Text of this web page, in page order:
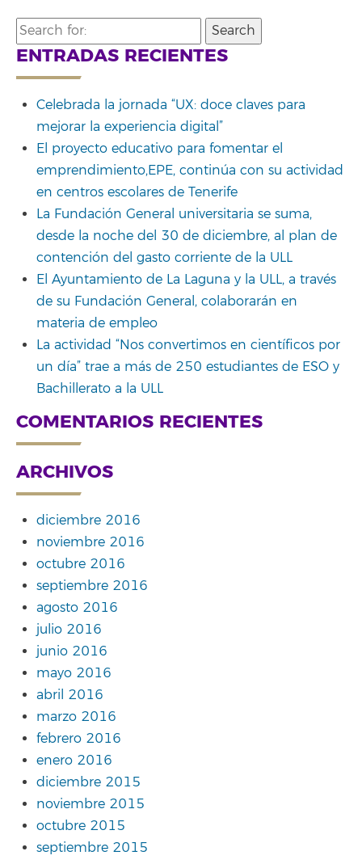
Search
for:
ENTRADAS RECIENTES
Celebrada la jornada “UX: doce claves para
mejorar la experiencia digital”
El proyecto educativo para fomentar el
emprendimiento,EPE, continúa con su actividad
en centros escolares de Tenerife
La Fundación General universitaria se suma,
desde la noche del 30 de diciembre, al plan de
contención del gasto corriente de la ULL
El Ayuntamiento de La Laguna y la ULL, a través
de su Fundación General, colaborarán en
materia de empleo
La actividad “Nos convertimos en científicos por
un día” trae a más de 250 estudiantes de ESO y
Bachillerato a la ULL
COMENTARIOS RECIENTES
ARCHIVOS
diciembre 2016
noviembre 2016
octubre 2016
septiembre 2016
agosto 2016
julio 2016
junio 2016
mayo 2016
abril 2016
marzo 2016
febrero 2016
enero 2016
diciembre 2015
noviembre 2015
octubre 2015
septiembre 2015